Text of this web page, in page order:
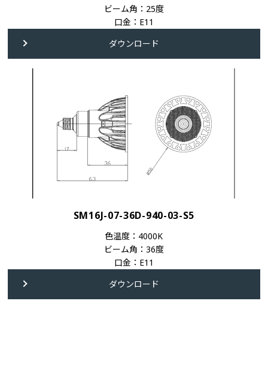
ビーム角：25度
口金：E11
ダウンロード
SM16J-07-36D-940-03-S5
色温度：4000K
ビーム角：36度
口金：E11
ダウンロード